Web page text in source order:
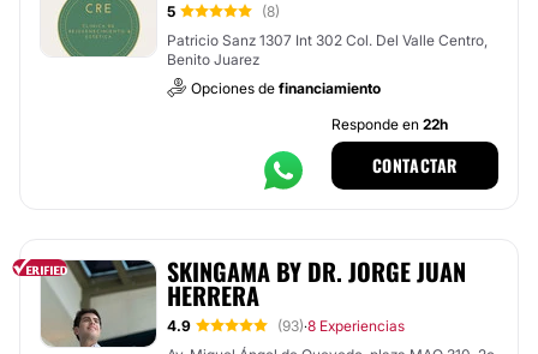
5
(8)
Patricio Sanz 1307 Int 302 Col. Del Valle Centro,
Benito Juarez
Opciones de financiamiento
Responde en 22h
CONTACTAR
SKINGAMA BY DR. JORGE JUAN
HERRERA
4.9 (93)·8 Experiencias